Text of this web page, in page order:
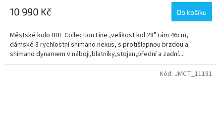
10 990 Kč Do košíku
Městské kolo BBF Collection Line ,velikost kol 28" rám 46cm,
dámské 3 rychlostní shimano nexus, s protišlapnou brzdou a
shimano dynamem v náboji,blatníky,stojan,přední a zadní...
Kód: JMCT_11181